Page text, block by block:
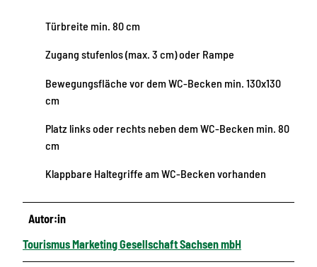
Türbreite min. 80 cm
Zugang stufenlos (max. 3 cm) oder Rampe
Bewegungsfläche vor dem WC-Becken min. 130x130
cm
Platz links oder rechts neben dem WC-Becken min. 80
cm
Klappbare Haltegriffe am WC-Becken vorhanden
Autor:in
Tourismus Marketing Gesellschaft Sachsen mbH